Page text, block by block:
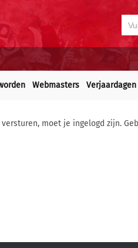
Webmasters Verjaardagen
moet je ingelogd zijn.